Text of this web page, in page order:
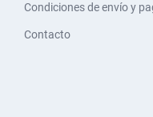
Condiciones de envío y
Contacto